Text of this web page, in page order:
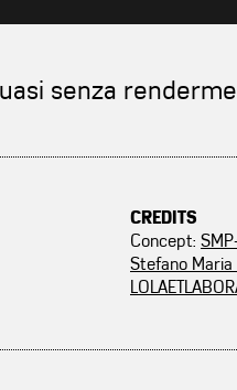
senza
CREDITS
Concept:
Stefano